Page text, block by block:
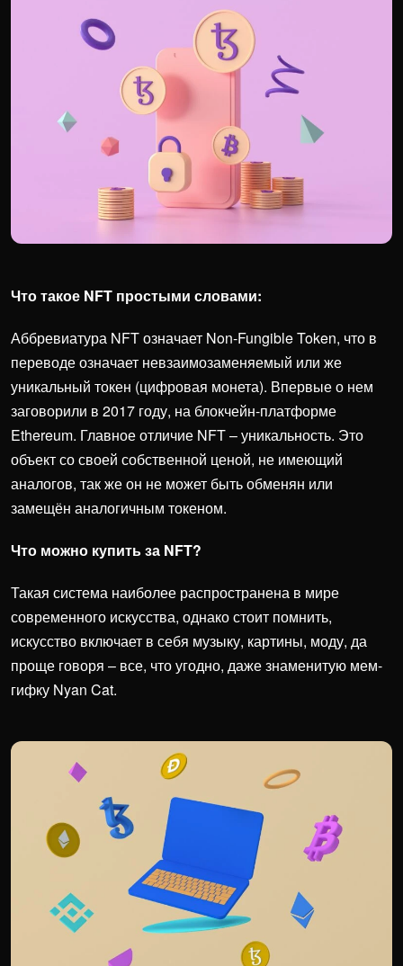
Что такое NFT простыми словами:
Аббревиатура NFT означает Non-Fungible Token, что в
переводе означает невзаимозаменяемый или же
уникальный токен (цифровая монета). Впервые о нем
заговорили в 2017 году, на блокчейн-платформе
Ethereum. Главное отличие NFT – уникальность. Это
объект со своей собственной ценой, не имеющий
аналогов, так же он не может быть обменян или
замещён аналогичным токеном.
Что можно купить за NFT?
Такая система наиболее распространена в мире
современного искусства, однако стоит помнить,
искусство включает в себя музыку, картины, моду, да
проще говоря – все, что угодно, даже знаменитую мем-
гифку Nyan Cat.